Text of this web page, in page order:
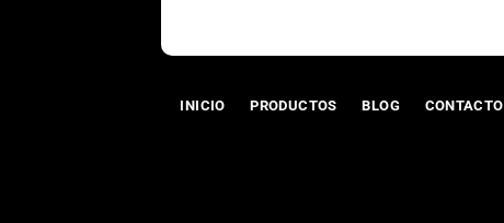
INICIO PRODUCTOS BLOG CONTACTO